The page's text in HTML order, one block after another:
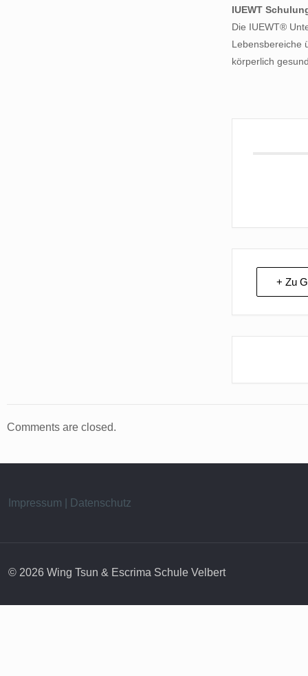
IUEWT
Die IUEWT®
Lebensbereiche
körperlich
+ Zu
Comments are closed.
Impressum | Datenschutz
© 2026 Wing Tsun & Escrima Schule Velbert